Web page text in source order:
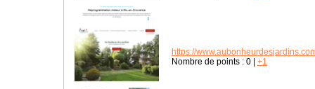
https://
Nombre de points : 0 +1